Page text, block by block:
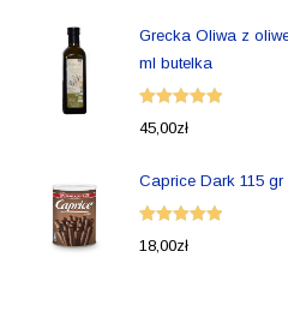
Grecka Oliwa z
ml butelka
Oceniono
45,00zł
Caprice Dark 115 gr
Oceniono
18,00zł